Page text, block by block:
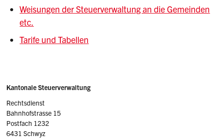
Weisungen der Steuerverwaltung an die Gemeinden
etc.
Tarife und Tabellen
Sidebar
Adresse
Kantonale Steuerverwaltung
Rechtsdienst
Bahnhofstrasse 15
Postfach 1232
6431 Schwyz